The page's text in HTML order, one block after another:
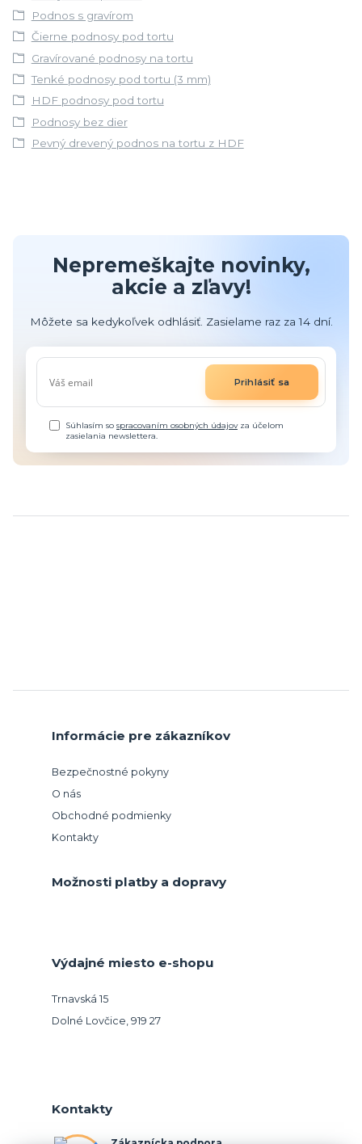
Podnos s gravírom
Čierne podnosy pod tortu
Gravírované podnosy na tortu
Tenké podnosy pod tortu (3 mm)
HDF podnosy pod tortu
Podnosy bez dier
Pevný drevený podnos na tortu z HDF
Nepremeškajte novinky,
akcie a zľavy!
Môžete sa kedykoľvek odhlásiť. Zasielame raz za 14 dní.
Prihlásiť sa
Súhlasím sospracovaním osobných údajovza účelom
zasielania newslettera.
Informácie pre zákazníkov
Bezpečnostné pokyny
O nás
Obchodné podmienky
Kontakty
Možnosti platby a dopravy
Výdajné miesto e-shopu
Trnavská 15
Dolné Lovčice, 919 27
Kontakty